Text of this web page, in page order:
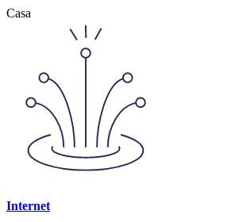
Casa
Internet